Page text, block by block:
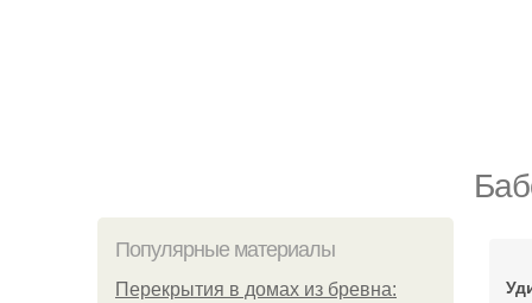
Популярные материалы
Перекрытия в домах из бревна: